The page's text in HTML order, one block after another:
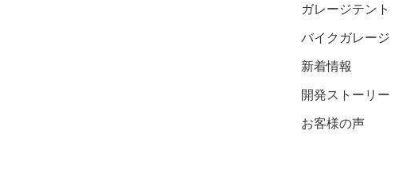
ガレージテント
バイクガレージ
新着情報
開発ストーリー
お客様の声